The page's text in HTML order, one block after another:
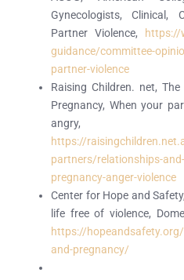
Gynecologists, Clinical,
Partner Violence,
https://
guidance/committee-
partner-violence
Raising Children. net,
Pregnancy, When your
angry,
https://
partners/relationships-
pregnancy-anger-violence
Center for Hope and
life free of violence,
https://
and-pregnancy/